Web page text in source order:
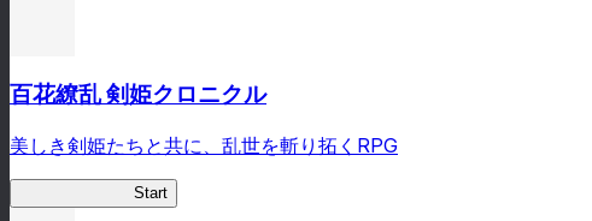
百花繚乱 剣姫クロニクル
美しき剣姫たちと共に、乱世を斬り拓くRPG
Start